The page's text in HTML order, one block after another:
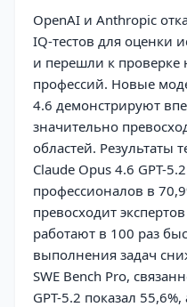
OpenAI и Anthropic
IQ-тестов для оценки
и перешли к проверке
профессий. Новые
4.6 демонстрируют
значительно
областей. Результаты
Claude Opus 4.6 GPT-
профессионалов в
превосходит
работают в 100 раз
выполнения задач
SWE Bench Pro,
GPT-5.2 показал